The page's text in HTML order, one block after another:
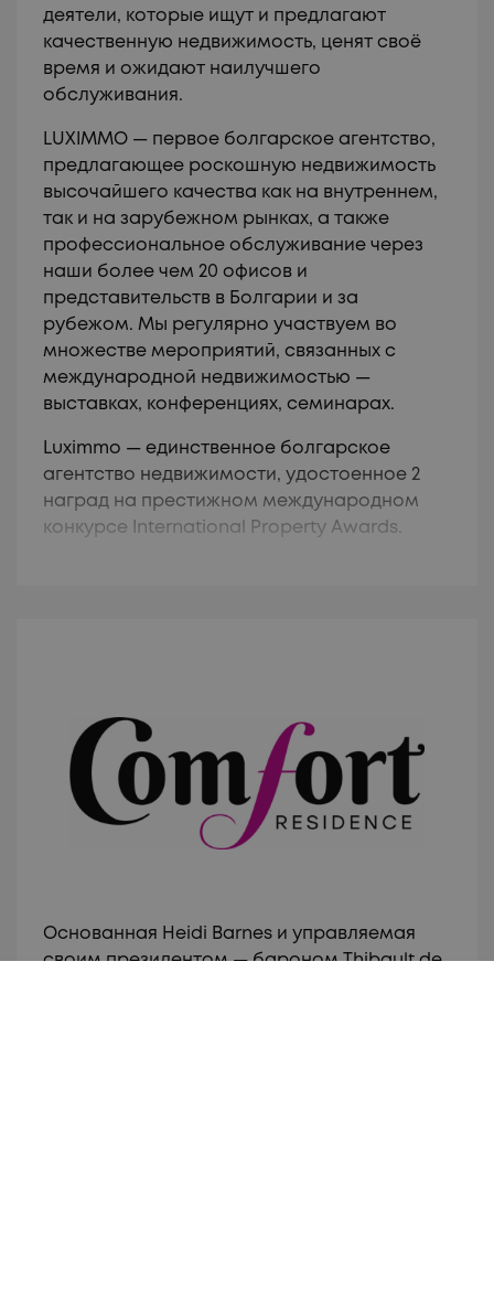
деятели, которые ищут и предлагают
качественную недвижимость, ценят своё
время и ожидают наилучшего
обслуживания.
LUXIMMO — первое болгарское агентство,
предлагающее роскошную недвижимость
высочайшего качества как на внутреннем,
так и на зарубежном рынках, а также
профессиональное обслуживание через
наши более чем 20 офисов и
представительств в Болгарии и за
рубежом. Мы регулярно участвуем во
множестве мероприятий, связанных с
международной недвижимостью —
выставках, конференциях, семинарах.
Luximmo — единственное болгарское
агентство недвижимости, удостоенное 2
наград на престижном международном
конкурсе International Property Awards.
Основанная Heidi Barnes и управляемая
своим президентом — бароном Thibault de